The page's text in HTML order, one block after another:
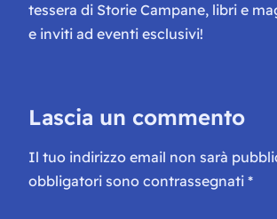
tessera di Storie Campane, libri e
e inviti ad eventi esclusivi!
Lascia un commento
Il tuo indirizzo email non sarà
obbligatori sono contrassegnati *